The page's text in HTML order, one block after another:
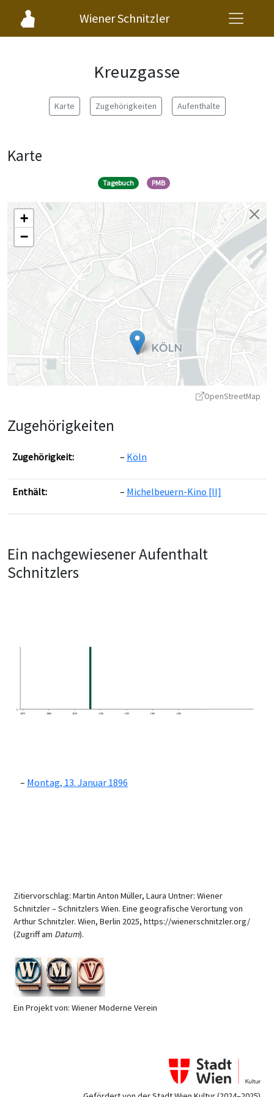
Wiener Schnitzler
Kreuzgasse
Karte Zugehörigkeiten Aufenthalte
Karte
Tagebuch PMB
+
−
OpenStreetMap
Zugehörigkeiten
Zugehörigkeit: Köln
Enthält: Michelbeuern-Kino [II]
Ein nachgewiesener Aufenthalt
Schnitzlers
0
1870
1880 1890 1900 1910 1920 1930
Montag, 13. Januar 1896
Zitiervorschlag: Martin Anton Müller, Laura Untner: Wiener
Schnitzler – Schnitzlers Wien. Eine geografische Verortung von
Arthur Schnitzler. Wien, Berlin 2025, https://wienerschnitzler.org/
(Zugriff am Datum).
Ein Projekt von: Wiener Moderne Verein